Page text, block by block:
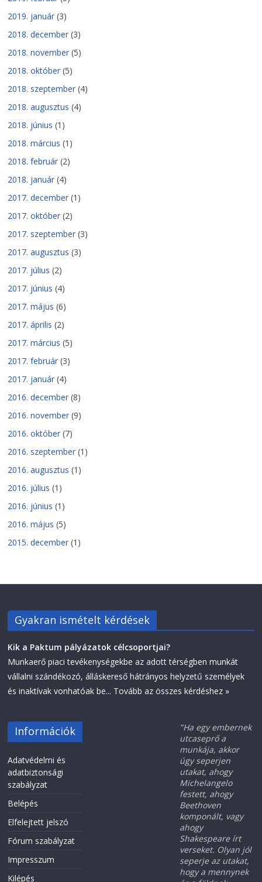
2019. január (3)
2018. december (3)
2018. november (5)
2018. október (5)
2018. szeptember (4)
2018. augusztus (4)
2018. június (1)
2018. március (1)
2018. február (2)
2018. január (4)
2017. december (1)
2017. október (2)
2017. szeptember (3)
2017. augusztus (3)
2017. július (2)
2017. június (4)
2017. május (6)
2017. április (2)
2017. március (5)
2017. február (3)
2017. január (4)
2016. december (8)
2016. november (9)
2016. október (7)
2016. szeptember (1)
2016. augusztus (1)
2016. július (1)
2016. június (1)
2016. május (5)
2015. december (1)
Gyakran ismételt kérdések
Kik a Paktum pályázatok célcsoportjai?
Munkaerő piaci tevékenységekbe az adott térségben munkát
vállalni szándékozó, álláskereső hátrányos helyzetű személyek
és inaktívak vonhatóak be... Tovább az összes kérdéshez »
Információk
Adatvédelmi és
adatbiztonsági
szabályzat
Belépés
Elfelejtett jelszó
Fórum szabályzat
Impresszum
Kilépés
"Ha egy embernek
utcaseprő a
munkája, akkor
úgy seperjen
utakat, ahogy
Michelangelo
festett, ahogy
Beethoven
komponált, vagy
ahogy
Shakespeare írt
verseket. Olyan jól
seperje az utakat,
hogy a mennynek